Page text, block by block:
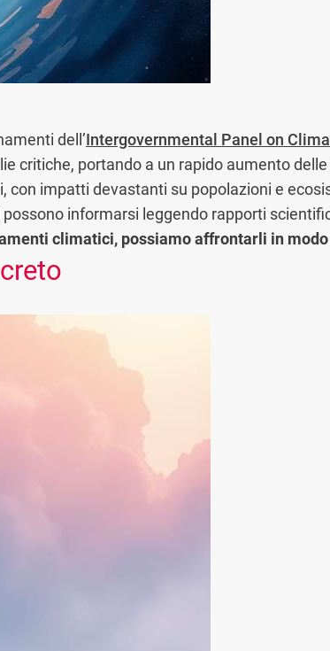
dell’Intergovernmental Panel on
critiche, portando a un rapido aumento
con impatti devastanti su popolazioni e
informarsi leggendo rapporti
climatici, possiamo affrontarli in